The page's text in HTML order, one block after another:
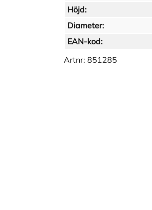
Höjd:
Diameter:
EAN-kod:
Artnr: 851285